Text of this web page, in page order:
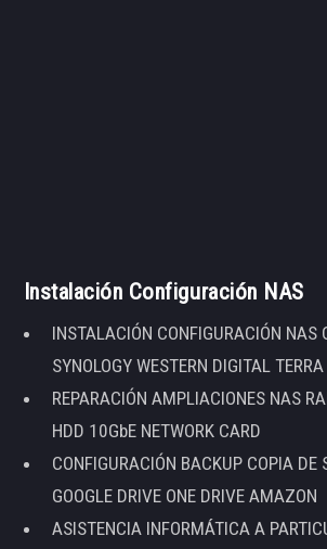
Instalación Configuración NAS
INSTALACIÓN CONFIGURACIÓN NAS
SYNOLOGY WESTERN DIGITAL
REPARACIÓN AMPLIACIONES NAS
HDD 10GbE NETWORK CARD
CONFIGURACIÓN BACKUP COPIA DE
GOOGLE DRIVE ONE DRIVE AMAZON
ASISTENCIA INFORMÁTICA A